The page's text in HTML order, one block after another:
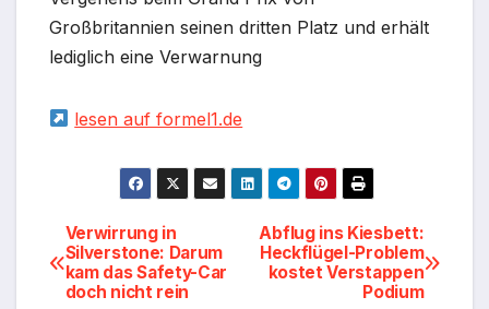
Großbritannien seinen dritten Platz und erhält
lediglich eine Verwarnung
lesen auf formel1.de
Beitragsnavigation
Abflug ins Kiesbett:
Heckflügel-Problem
kostet Verstappen
Podium
Verwirrung in
Silverstone: Darum
kam das Safety-Car
doch nicht rein